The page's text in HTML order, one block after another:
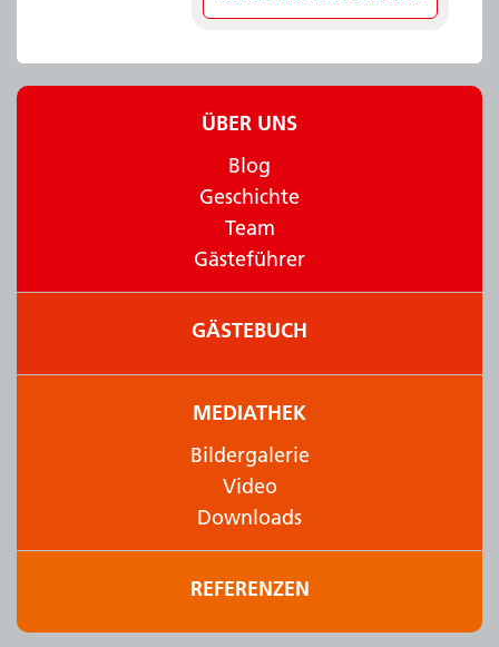
ÜBER UNS
Blog
Geschichte
Team
Gästeführer
GÄSTEBUCH
MEDIATHEK
Bildergalerie
Video
Downloads
REFERENZEN